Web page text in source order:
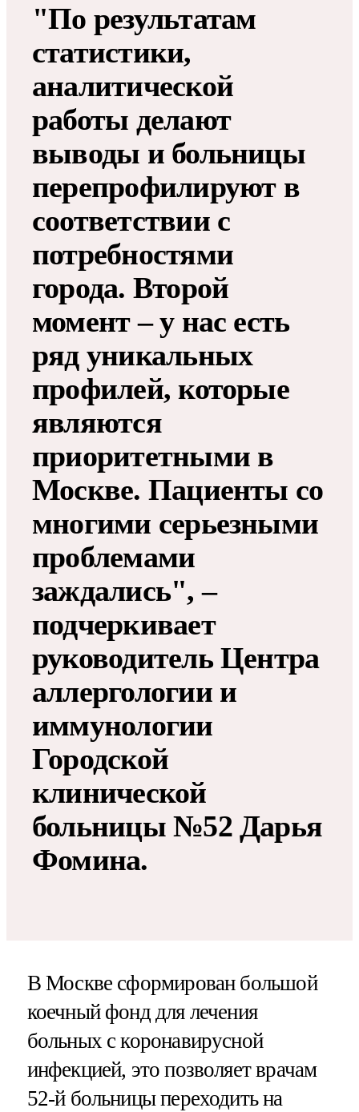
"По результатам
статистики,
аналитической
работы делают
выводы и больницы
перепрофилируют в
соответствии с
потребностями
города. Второй
момент – у нас есть
ряд уникальных
профилей, которые
являются
приоритетными в
Москве. Пациенты со
многими серьезными
проблемами
заждались", –
подчеркивает
руководитель Центра
аллергологии и
иммунологии
Городской
клинической
больницы №52 Дарья
Фомина.
В Москве сформирован большой
коечный фонд для лечения
больных с коронавирусной
инфекцией, это позволяет врачам
52-й больницы переходить на